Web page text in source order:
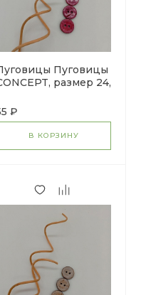
Пуговицы
размер 24,
₽
В КОРЗИНУ